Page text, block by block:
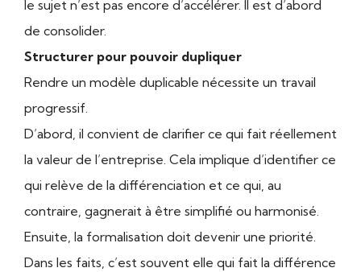
le sujet n’est pas encore d’accélérer. Il est d’abord
de consolider.
Structurer pour pouvoir dupliquer
Rendre un modèle duplicable nécessite un travail
progressif.
D’abord, il convient de clarifier ce qui fait réellement
la valeur de l’entreprise. Cela implique d’identifier ce
qui relève de la différenciation et ce qui, au
contraire, gagnerait à être simplifié ou harmonisé.
Ensuite, la formalisation doit devenir une priorité.
Dans les faits, c’est souvent elle qui fait la différence